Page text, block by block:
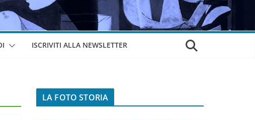
ISCRIVITI ALLA NEWSLETTER
LA FOTO STORIA